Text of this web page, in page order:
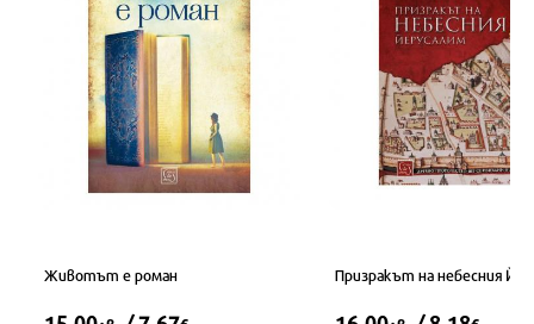
Животът е роман Призракът на небесния